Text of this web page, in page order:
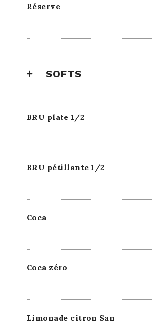
Réserve
SOFTS
BRU plate 1/2
BRU pétillante 1/2
Coca
Coca zéro
Limonade citron San